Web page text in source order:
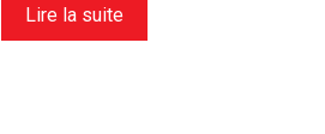
Lire la suite